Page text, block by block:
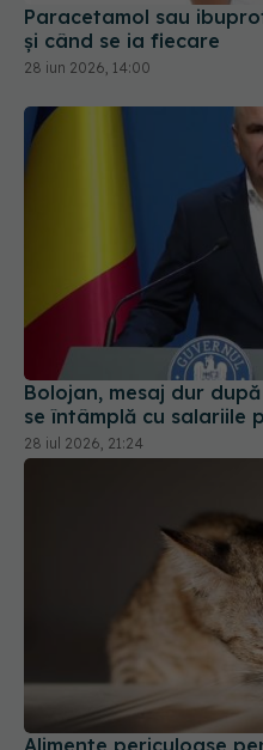
28 iun 2026, 14:00
Bolojan, mesaj dur
se întâmplă cu salariile
28 iul 2026, 21:24
Alimente periculoase
orice stăpân ar trebui s-
30 iun 2026, 12:20